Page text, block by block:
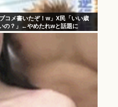
コメ書いたぞ！w」X民「いい歳
の？」←やめたれwと話題に